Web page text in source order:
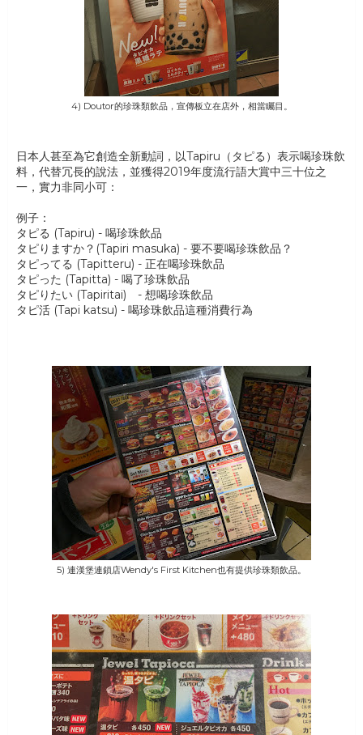
4) Doutor的珍珠類飲品，宣傳板立在店外，相當矚目。
日本人甚至為它創造全新動詞，以Tapiru（タピる）表示喝珍珠飲
料，代替冗長的說法，並獲得2019年度流行語大賞中三十位之
一，實力非同小可：
例子：
タピる (Tapiru) - 喝珍珠飲品
タピりますか？(Tapiri masuka) - 要不要喝珍珠飲品？
タピってる (Tapitteru) - 正在喝珍珠飲品
タピった (Tapitta) - 喝了珍珠飲品
タピりたい (Tapiritai) - 想喝珍珠飲品
タピ活 (Tapi katsu) - 喝珍珠飲品這種消費行為
5) 連漢堡連鎖店Wendy's First Kitchen也有提供珍珠類飲品。